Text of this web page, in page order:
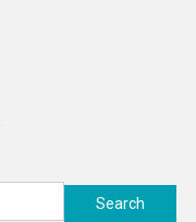
Search